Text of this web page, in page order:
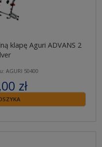
klapę Aguri ADVANS 2
AGURI 50400
zł
VAT